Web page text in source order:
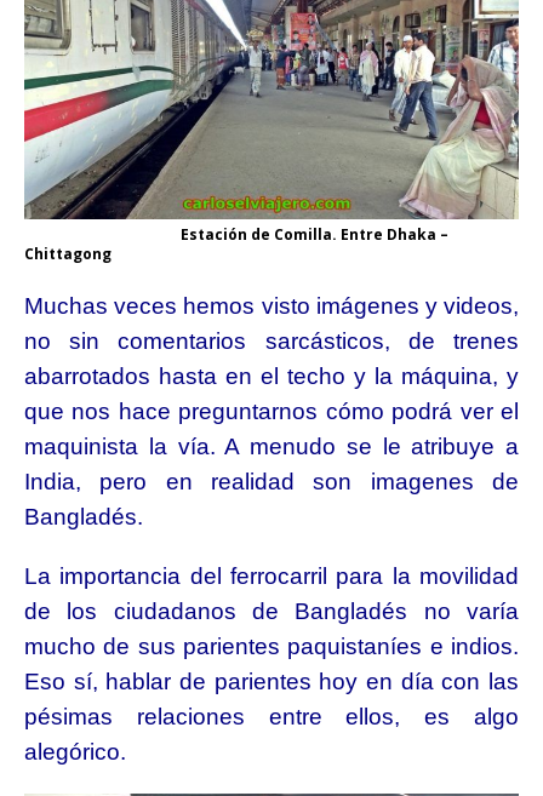
Estación de Comilla. Entre Dhaka –
Chittagong
Muchas veces hemos visto imágenes y videos,
no sin comentarios sarcásticos, de trenes
abarrotados hasta en el techo y la máquina, y
que nos hace preguntarnos cómo podrá ver el
maquinista la vía. A menudo se le atribuye a
India, pero en realidad son imagenes de
Bangladés.
La importancia del ferrocarril para la movilidad
de los ciudadanos de Bangladés no varía
mucho de sus parientes paquistaníes e indios.
Eso sí, hablar de parientes hoy en día con las
pésimas relaciones entre ellos, es algo
alegórico.